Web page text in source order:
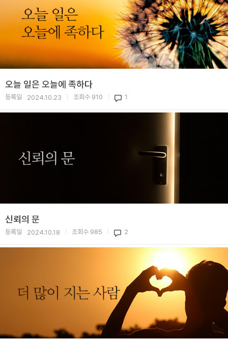
오늘 일은 오늘에 족하다
등록일 2024.10.23 조회수 910 1
신뢰의 문
등록일 2024.10.18 조회수 985 2